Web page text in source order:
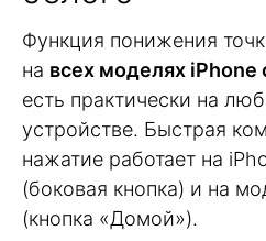
Функция понижения
на всех моделях iPhone
есть практически на
устройстве. Быстрая
нажатие работает на
(боковая кнопка) и на
(кнопка «Домой»).